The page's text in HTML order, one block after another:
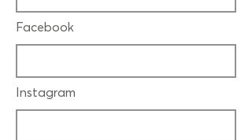
Facebook
Instagram